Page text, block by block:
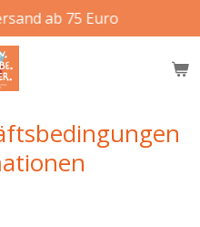
ab 75 Euro